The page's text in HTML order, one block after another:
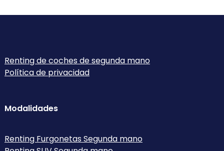
Renting de coches de segunda mano
Política de privacidad
Modalidades
Renting Furgonetas Segunda mano